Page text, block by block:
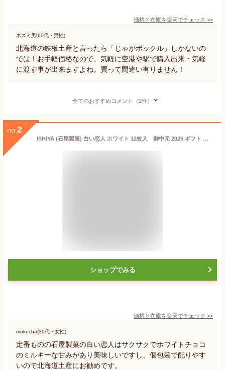
価格と在庫を楽天でチェック >>
ネズミ男(60代・男性)
北海道の鉄板土産と言ったら「じゃがポックル」しかないの
では！お手軽価格なので、気軽に空港や駅で購入出来・気軽
に渡す事が出来ますよね。買って間違い有りません！
全てのおすすめコメント（2件）
no. 2
ISHIYA (石屋製菓) 白い恋人 ホワイト 12枚入 御中元 2026 ギフト プチギフト 北海道 お土産 札幌 スイーツ お菓子 焼き菓子 ラングドシャ 個包装 洋菓子 誕生日 内祝い 退職 お祝い 転勤 お礼 お返し 感謝 銘菓 有名
ショップでみる
価格と在庫を楽天でチェック >>
mokucha(30代・女性)
定番ものの石屋製菓の白い恋人はサクサクでホワイトチョコ
のミルキーな甘みがあり美味しいですし、個包装で配りやす
いので北海道土産にお勧めです。